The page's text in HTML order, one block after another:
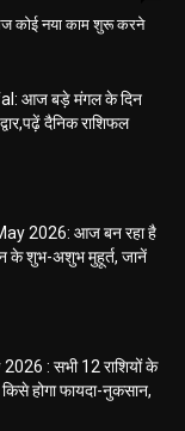
कोई नया काम शुरू करने
आज बड़े मंगल के दिन
दैनिक राशिफल
2026: आज बन रहा है
के शुभ-अशुभ मुहूर्त, जानें
: सभी 12 राशियों के
होगा फायदा-नुकसान,